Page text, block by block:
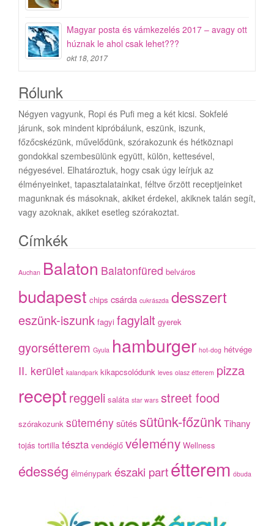
Magyar posta és vámkezelés 2017 – avagy ott
húznak le ahol csak lehet???
okt 18, 2017
Rólunk
Négyen vagyunk, Ropi és Pufi meg a két kicsi. Sokfelé
járunk, sok mindent kipróbálunk, eszünk, iszunk,
főzőcskézünk, művelődünk, szórakozunk és hétköznapi
gondokkal szembesülünk együtt, külön, kettesével,
négyesével. Elhatároztuk, hogy csak úgy leírjuk az
élményeinket, tapasztalatainkat, féltve őrzött receptjeinket
magunknak és másoknak, akiket érdekel, akiknek talán segít,
vagy azoknak, akiket esetleg szórakoztat.
Címkék
Auchan Balaton Balatonfüred belváros
budapest chips csárda cukrászda desszert
eszünk-iszunk fagyi fagylalt gyerek
gyorsétterem Gyula hamburger hot-dog hétvége
II. kerület kalandpark kikapcsolódunk leves olasz étterem pizza
receptreggeli saláta star wars street food
szórakozunk süteménysütéssütünk-főzünkTihany
tojás tortilla tészta vendéglő vélemény Wellness
édesség élménypark északi partétterem óbuda